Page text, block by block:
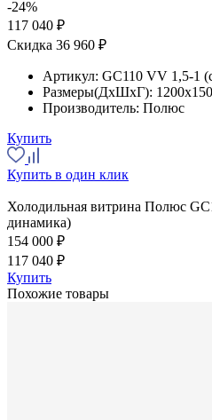
-24%
117 040 ₽
Скидка 36 960 ₽
Артикул: GC110 VV 1,5-1
Размеры(ДхШхГ):
Производитель: Полюс
Купить
Купить в один клик
Холодильная витрина Полюс
динамика)
154 000 ₽
117 040 ₽
Купить
Похожие товары